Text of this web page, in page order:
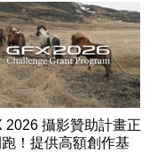
2026 攝影贊助計畫正
！提供高額創作基